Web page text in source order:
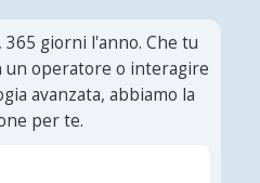
giorni l'anno. Che tu
un operatore o interagire
avanzata, abbiamo la
per te.